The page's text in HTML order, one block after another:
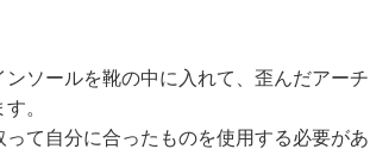
ソールを靴の中に入れて、歪んだアーチ
。
て自分に合ったものを使用する必要があ